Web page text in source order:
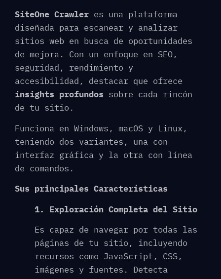
SiteOne Crawler es una plataforma
diseñada para escanear y analizar
sitios web en busca de oportunidades
de mejora. Con un enfoque en SEO,
seguridad, rendimiento y
accesibilidad, destacar que ofrece
insights profundos sobre cada rincón
de tu sitio.
Funciona en Windows, macOS y Linux,
teniendo dos variantes, una con
interfaz gráfica y la otra con línea
de comandos.
Sus principales Características
1. Exploración Completa del Sitio
Es capaz de navegar por todas las
páginas de tu sitio, incluyendo
recursos como JavaScript, CSS,
imágenes y fuentes. Detecta